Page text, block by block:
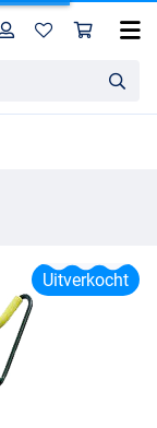
HomeProfiel
Uitverkocht